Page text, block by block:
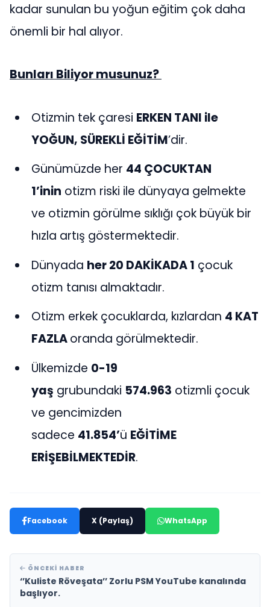
kadar sunulan bu yoğun eğitim çok daha
önemli bir hal alıyor.
Bunları Biliyor musunuz?
Otizmin tek çaresi ERKEN TANI ile
YOĞUN, SÜREKLİ EĞİTİM’dir.
Günümüzde her 44 ÇOCUKTAN
1’inin otizm riski ile dünyaya gelmekte
ve otizmin görülme sıklığı çok büyük bir
hızla artış göstermektedir.
Dünyada her 20 DAKİKADA 1 çocuk
otizm tanısı almaktadır.
Otizm erkek çocuklarda, kızlardan 4 KAT
FAZLAoranda görülmektedir.
Ülkemizde 0-19
yaş grubundaki 574.963 otizmli çocuk
ve gencimizden
sadece 41.854’ü EĞİTİME
ERİŞEBİLMEKTEDİR.
Facebook X (Paylaş) WhatsApp
ÖNCEKI HABER
‘’Kuliste Röveşata’’ Zorlu PSM YouTube kanalında
başlıyor.